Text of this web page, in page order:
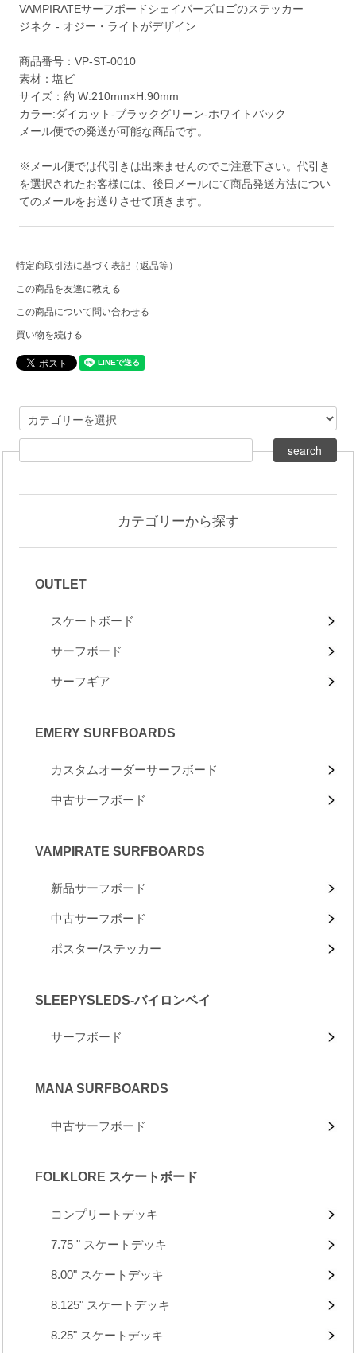
VAMPIRATEサーフボードシェイパーズロゴのステッカー
ジネク - オジー・ライトがデザイン
商品番号：VP-ST-0010
素材：塩ビ
サイズ：約 W:210mm×H:90mm
カラー:ダイカット-ブラックグリーン-ホワイトバック
メール便での発送が可能な商品です。
※メール便では代引きは出来ませんのでご注意下さい。代引き
を選択されたお客様には、後日メールにて商品発送方法につい
てのメールをお送りさせて頂きます。
特定商取引法に基づく表記（返品等）
この商品を友達に教える
この商品について問い合わせる
買い物を続ける
カテゴリーから探す
OUTLET
スケートボード
サーフボード
サーフギア
EMERY SURFBOARDS
カスタムオーダーサーフボード
中古サーフボード
VAMPIRATE SURFBOARDS
新品サーフボード
中古サーフボード
ポスター/ステッカー
SLEEPYSLEDS-バイロンベイ
サーフボード
MANA SURFBOARDS
中古サーフボード
FOLKLORE スケートボード
コンプリートデッキ
7.75 " スケートデッキ
8.00" スケートデッキ
8.125" スケートデッキ
8.25" スケートデッキ